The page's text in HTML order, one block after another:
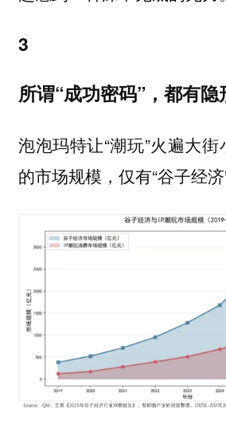
3
所谓“成功密码”，都有
泡泡玛特让“潮玩”火遍大
的市场规模，仅有“谷子经济